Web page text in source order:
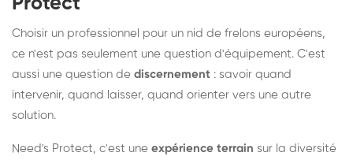
Choisir un professionnel pour un nid de frelons européens,
ce n'est pas seulement une question d'équipement. C'est
aussi une question de discernement : savoir quand
intervenir, quand laisser, quand orienter vers une autre
solution.
Need's Protect, c'est une expérience terrain sur la diversité